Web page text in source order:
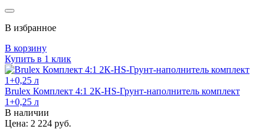
В избранное
В корзину
Купить в 1 клик
Brulex Комплект 4:1 2К-HS-Грунт-наполнитель комплект
1+0,25 л
В наличии
Цена: 2 224 руб.